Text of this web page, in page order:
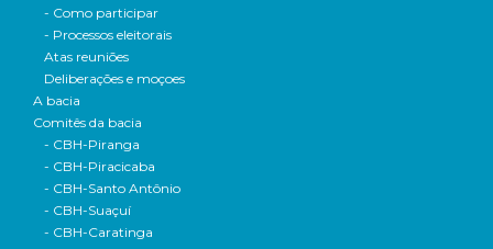
- Como participar
- Processos eleitorais
Atas reuniões
Deliberações e moçoes
A bacia
Comitês da bacia
- CBH-Piranga
- CBH-Piracicaba
- CBH-Santo Antônio
- CBH-Suaçuí
- CBH-Caratinga